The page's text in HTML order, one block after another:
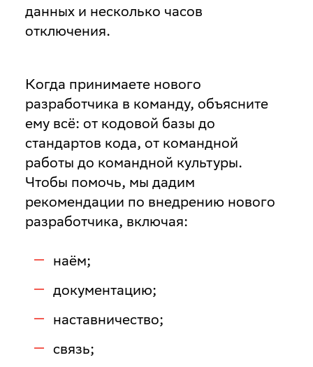
данных и несколько часов
отключения.
Когда принимаете нового
разработчика в команду, объясните
ему всё: от кодовой базы до
стандартов кода, от командной
работы до командной культуры.
Чтобы помочь, мы дадим
рекомендации по внедрению нового
разработчика, включая:
наём;
документацию;
наставничество;
связь;